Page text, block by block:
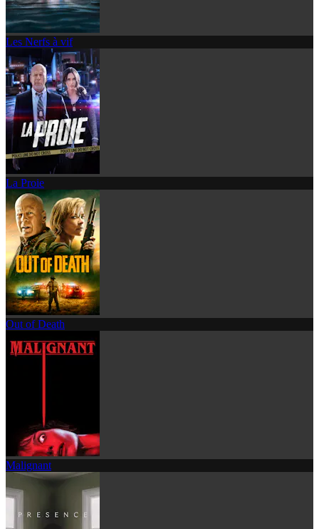
Les Nerfs à vif
La Proie
Out of Death
Malignant